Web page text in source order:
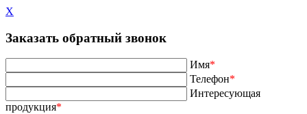
X
Заказать обратный звонок
Имя*
Телефон*
Интересующая
продукция*